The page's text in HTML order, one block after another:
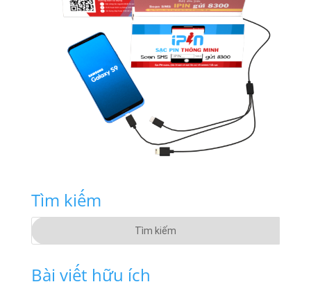
Tìm kiếm
Bài viết hữu ích